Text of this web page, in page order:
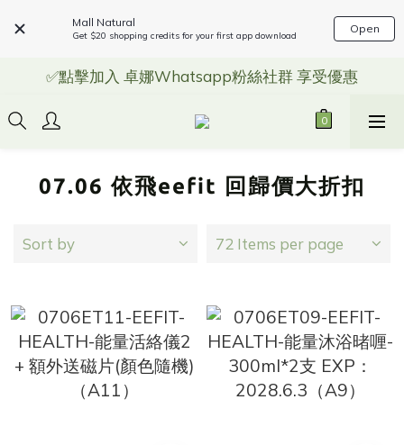
Mall Natural
Get $20 shopping credits for your first app download
Open
✅點擊加入 卓娜Whatsapp粉絲社群 享受優惠
07.06 依飛eefit 回歸價大折扣
Sort by 72 Items per page